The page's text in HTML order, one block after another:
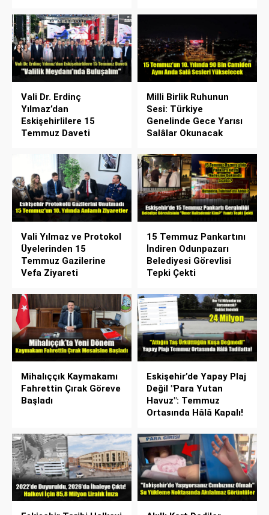
Vali Dr. Erdinç
Yılmaz’dan
Eskişehirlilere 15
Temmuz Daveti
Milli Birlik Ruhunun
Sesi: Türkiye
Genelinde Gece Yarısı
Salâlar Okunacak
Vali Yılmaz ve Protokol
Üyelerinden 15
Temmuz Gazilerine
Vefa Ziyareti
15 Temmuz Pankartını
İndiren Odunpazarı
Belediyesi Görevlisi
Tepki Çekti
Mihalıççık Kaymakamı
Fahrettin Çırak Göreve
Başladı
Eskişehir’de Yapay Plaj
Değil "Para Yutan
Havuz": Temmuz
Ortasında Hâlâ Kapalı!